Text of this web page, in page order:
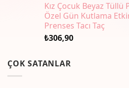
Kız Çocuk Beyaz Tüllü
Özel Gün Kutlama
Prenses Tacı Taç
₺306,90
ÇOK SATANLAR